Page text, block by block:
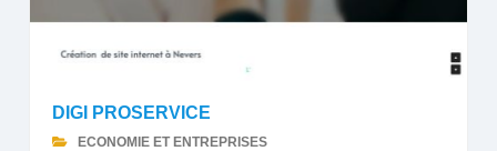
DIGI PROSERVICE
ECONOMIE ET ENTREPRISES